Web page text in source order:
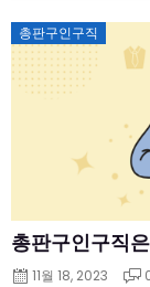
총판구인구직
총판구인구직
Posted
on
11월 18, 2023